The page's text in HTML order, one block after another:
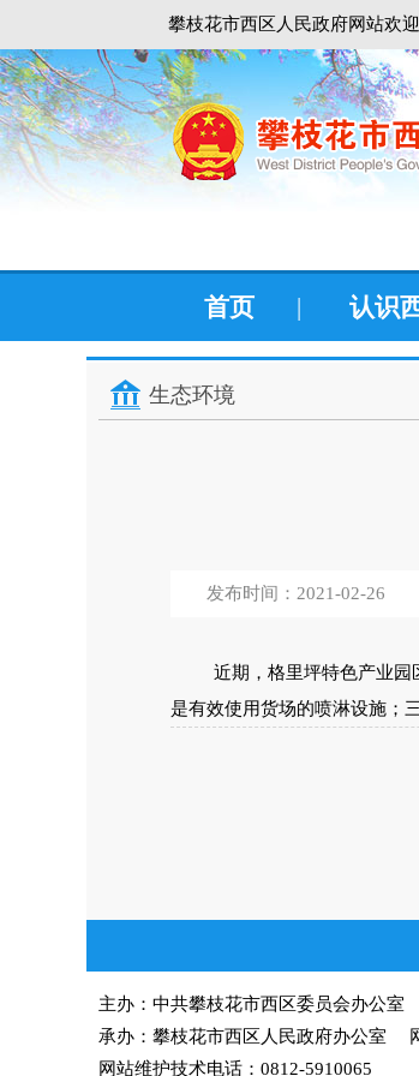
攀枝花市西区人民政府网站欢
首页 | 认识
生态环境
发布时间：2021-02-26
近期，格里坪特色产业园
是有效使用货场的喷淋设施；
主办：中共攀枝花市西区委员会办公
承办：攀枝花市西区人民政府办公室
网站维护技术电话：0812-5910065